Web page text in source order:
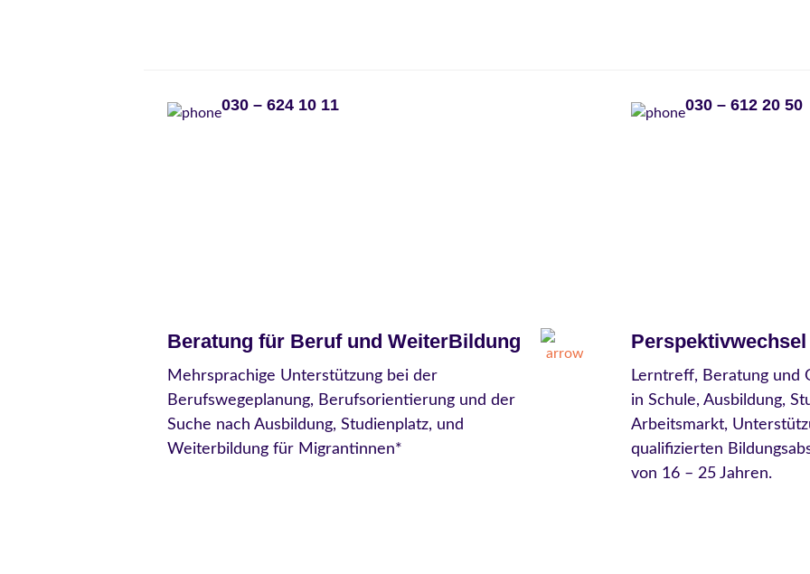
030 – 624 10 11 030 – 612 20 50
Beratung für Beruf und WeiterBildung
Mehrsprachige Unterstützung bei der
Berufswegeplanung, Berufsorientierung und der
Suche nach Ausbildung, Studienplatz, und
Weiterbildung für Migrantinnen*
Perspektivwechsel
Lerntreff, Beratung und
in Schule, Ausbildung,
Arbeitsmarkt,
qualifizierten
von 16 – 25 Jahren.